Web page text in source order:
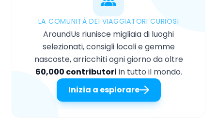
LA COMUNITÀ DEI VIAGGIATORI CURIOSI
AroundUs riunisce migliaia di luoghi
selezionati, consigli locali e gemme
nascoste, arricchiti ogni giorno da oltre
60,000 contributori in tutto il mondo.
Inizia a esplorare